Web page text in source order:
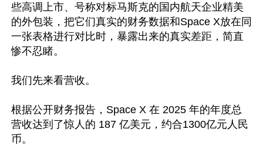
些高调上市、号称对标马斯克的国内航天企业精美
的外包装，把它们真实的财务数据和Space X放在同
一张表格进行对比时，暴露出来的真实差距，简直
惨不忍睹。
我们先来看营收。
根据公开财务报告，Space X 在 2025 年的年度总
营收达到了惊人的 187 亿美元，约合1300亿元人民
币。